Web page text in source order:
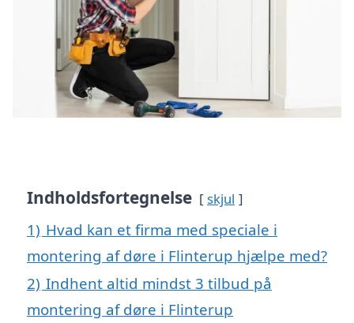
Indholdsfortegnelse skjul
1) Hvad kan et firma med speciale i
montering af døre i Flinterup hjælpe med?
2) Indhent altid mindst 3 tilbud på
montering af døre i Flinterup